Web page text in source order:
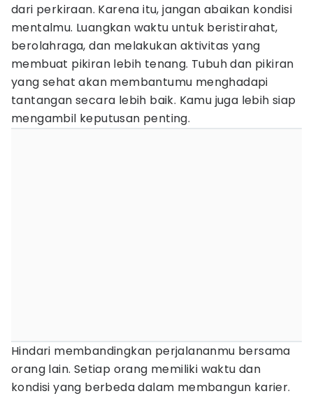
dari perkiraan. Karena itu, jangan abaikan kondisi
mentalmu. Luangkan waktu untuk beristirahat,
berolahraga, dan melakukan aktivitas yang
membuat pikiran lebih tenang. Tubuh dan pikiran
yang sehat akan membantumu menghadapi
tantangan secara lebih baik. Kamu juga lebih siap
mengambil keputusan penting.
Hindari membandingkan perjalananmu bersama
orang lain. Setiap orang memiliki waktu dan
kondisi yang berbeda dalam membangun karier.